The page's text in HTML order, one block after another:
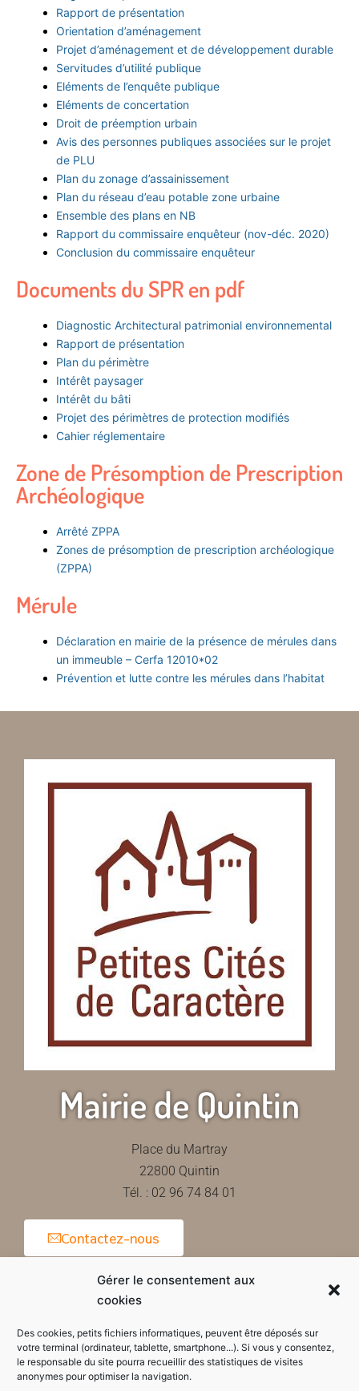
Gérer le consentement aux
cookies
Des cookies, petits fichiers informatiques, peuvent être déposés sur
votre terminal (ordinateur, tablette, smartphone...). Si vous y consentez,
le responsable du site pourra recueillir des statistiques de visites
anonymes pour optimiser la navigation.
Rapport de présentation
Orientation d’aménagement
Projet d’aménagement et de développement durable
Servitudes d’utilité publique
Eléments de l’enquête publique
Eléments de concertation
Droit de préemption urbain
Avis des personnes publiques associées sur le projet
de PLU
Plan du zonage d’assainissement
Plan du réseau d’eau potable zone urbaine
Ensemble des plans en NB
Rapport du commissaire enquêteur (nov-déc. 2020)
Conclusion du commissaire enquêteur
Documents du SPR en pdf
Diagnostic Architectural patrimonial environnemental
Rapport de présentation
Plan du périmètre
Intérêt paysager
Intérêt du bâti
Projet des périmètres de protection modifiés
Cahier réglementaire
Zone de Présomption de Prescription
Archéologique
Arrêté ZPPA
Zones de présomption de prescription archéologique
(ZPPA)
Mérule
Déclaration en mairie de la présence de mérules dans
un immeuble – Cerfa 12010*02
Prévention et lutte contre les mérules dans l’habitat
Mairie de Quintin
Place du Martray
22800 Quintin
Tél. : 02 96 74 84 01
Contactez-nous
Horaires d'ouverture de la mairie